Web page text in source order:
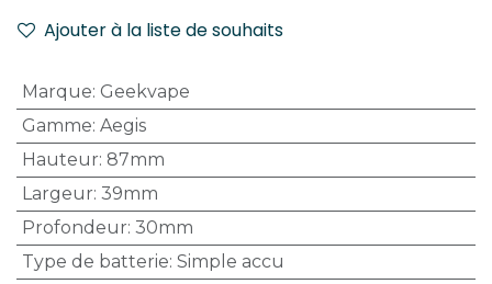
Ajouter à la liste de souhaits
Marque: Geekvape
Gamme: Aegis
Hauteur: 87mm
Largeur: 39mm
Profondeur: 30mm
Type de batterie: Simple accu